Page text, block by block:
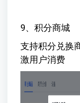
9、积分商城
支持积分兑换
激用户消费